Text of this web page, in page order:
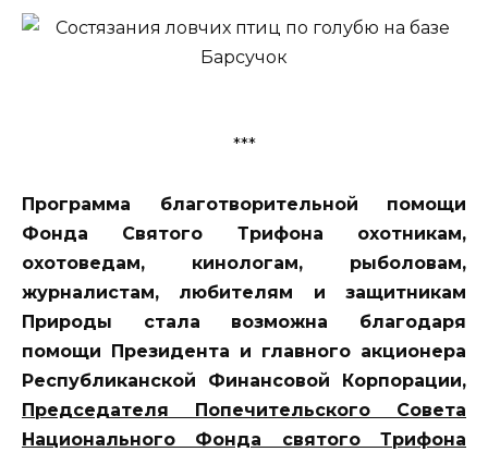
***
Программа благотворительной помощи
Фонда Святого Трифона охотникам,
охотоведам, кинологам, рыболовам,
журналистам, любителям и защитникам
Природы стала возможна благодаря
помощи Президента и главного акционера
Республиканской Финансовой Корпорации,
Председателя Попечительского Совета
Национального Фонда святого Трифона